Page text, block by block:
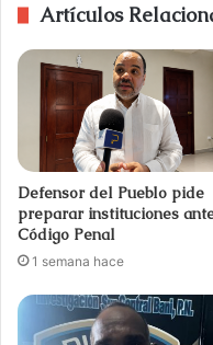
Artículos
Defensor del Pueblo pide
preparar instituciones
Código Penal
1 semana hace